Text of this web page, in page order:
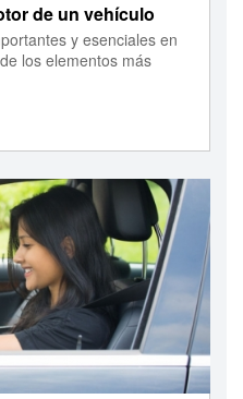
de un vehículo
y esenciales en
los elementos más